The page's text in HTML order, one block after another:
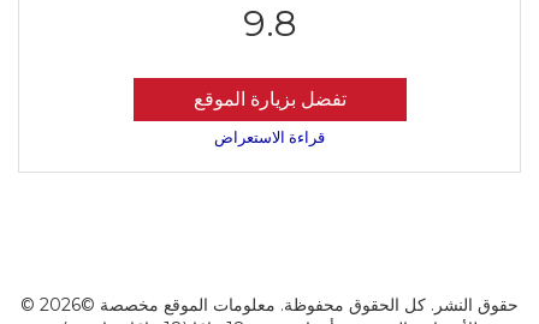
9.8
تفضل بزيارة الموقع
قراءة الاستعراض
© 2026© حقوق النشر. كل الحقوق محفوظة. معلومات الموقع مخصصة